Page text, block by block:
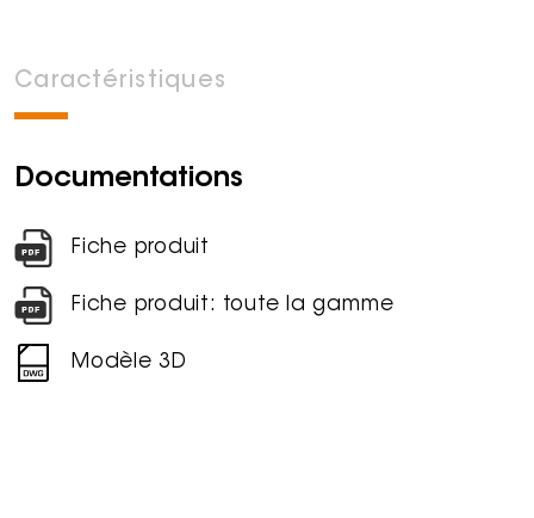
Caractéristiques
Documentations
Fiche produit
Fiche produit: toute la gamme
Modèle 3D